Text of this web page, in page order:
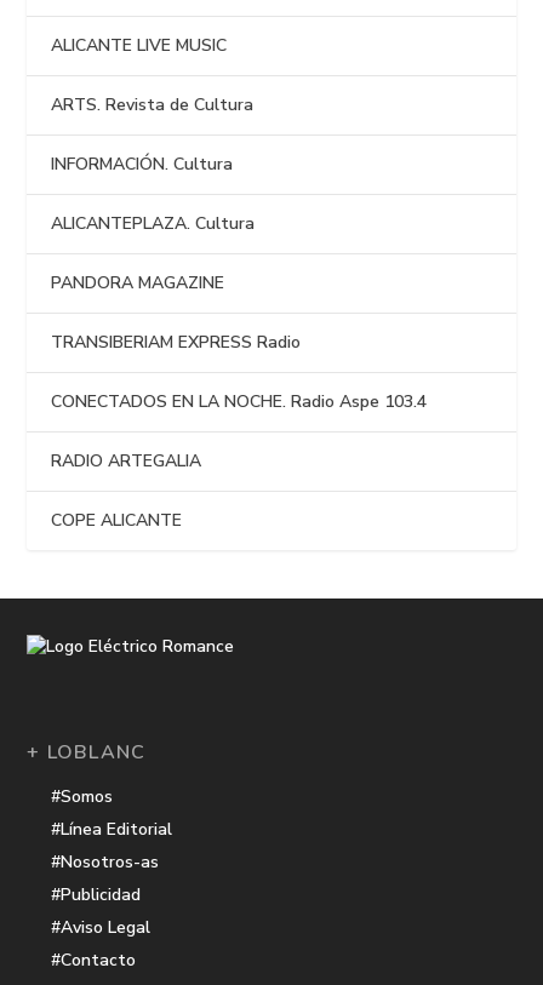
ALICANTE LIVE MUSIC
ARTS. Revista de Cultura
INFORMACIÓN. Cultura
ALICANTEPLAZA. Cultura
PANDORA MAGAZINE
TRANSIBERIAM EXPRESS Radio
CONECTADOS EN LA NOCHE. Radio Aspe 103.4
RADIO ARTEGALIA
COPE ALICANTE
+ LOBLANC
#Somos
#Línea Editorial
#Nosotros-as
#Publicidad
#Aviso Legal
#Contacto